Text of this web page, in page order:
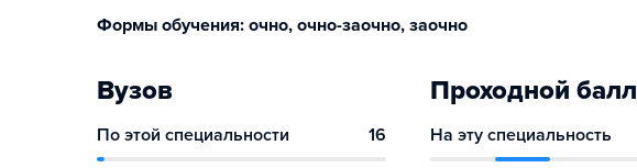
Формы обучения: очно, очно-заочно, заочно
Вузов
По этой специальности 16
Проходной балл
На эту специальность